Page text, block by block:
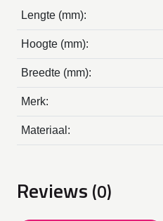
Lengte (mm):
Hoogte (mm):
Breedte (mm):
Merk:
Materiaal:
Reviews (0)